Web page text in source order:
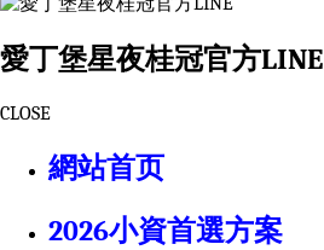
愛丁堡星夜桂冠官方LINE
CLOSE
網站首页
2026小資首選方案